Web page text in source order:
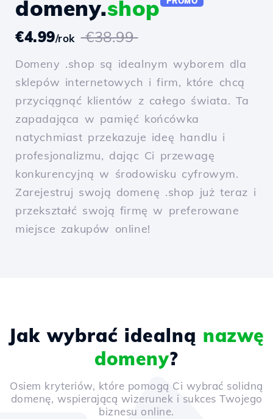
domeny.shop
€4.99/rok €38.99
Domeny .shop są idealnym wyborem dla
sklepów internetowych i firm, które chcą
przyciągnąć klientów z całego świata. Ta
zapadająca w pamięć końcówka
natychmiast przekazuje ideę handlu i
profesjonalizmu, dając Ci przewagę
konkurencyjną w środowisku cyfrowym.
Zarejestruj swoją domenę .shop już teraz i
przekształć swoją firmę w preferowane
miejsce zakupów online!
Jak wybrać idealną nazwę
domeny?
Osiem kryteriów, które pomogą Ci wybrać solidną
domenę, wspierającą wizerunek i sukces Twojego
biznesu online.